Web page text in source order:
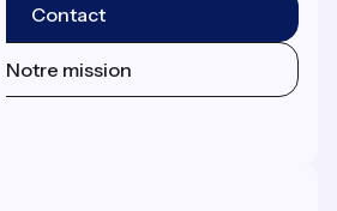
Contact
Notre mission